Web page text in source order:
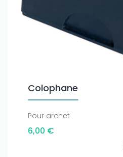
Colophane
Pour archet
6,00 €